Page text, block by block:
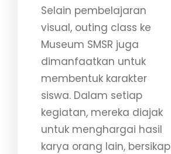
Selain pembelajaran
visual, outing class ke
Museum SMSR juga
dimanfaatkan untuk
membentuk karakter
siswa. Dalam setiap
kegiatan, mereka diajak
untuk menghargai hasil
karya orang lain, bersikap